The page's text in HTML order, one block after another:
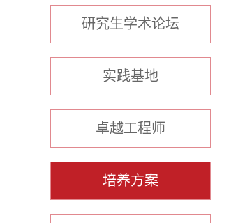
研究生学术论坛
实践基地
卓越工程师
培养方案